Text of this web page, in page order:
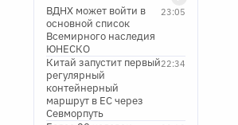
23:05
ВДНХ может войти в
основной список
Всемирного наследия
ЮНЕСКО
22:34
Китай запустит первый
регулярный
контейнерный
маршрут в ЕС через
Севморпуть